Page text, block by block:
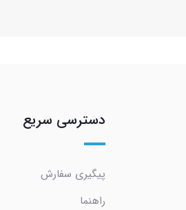
دسترسی سریع
پیگیری سفارش
راهنما